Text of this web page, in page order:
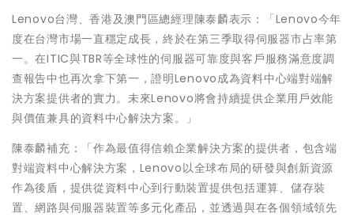
Lenovo台灣、香港及澳門區總經理陳泰麟表示：「Lenovo今年
度在台灣市場一直穩定成長，終於在第三季取得伺服器市占率第
一。在ITIC與TBR等全球性的伺服器可靠度與客戶服務滿意度調
查報告中也再次拿下第一，證明Lenovo成為資料中心端對端解
決方案提供者的實力。未來Lenovo將會持續提供企業用戶效能
與價值兼具的資料中心解決方案。」
陳泰麟補充：「作為最值得信賴企業解決方案的提供者，包含端
對端資料中心解決方案，Lenovo以全球布局的研發與創新資源
作為後盾，提供從資料中心到行動裝置提供包括運算、儲存裝
置、網路與伺服器裝置等多元化產品，並透過與在各個領域領先